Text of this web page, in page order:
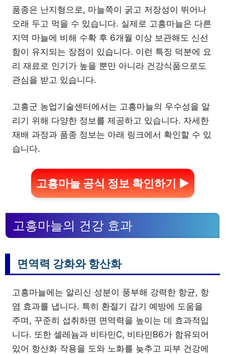
품종은 난지형으로, 마늘쪽이 굵고 저장성이 뛰어나
오래 두고 먹을 수 있습니다. 실제로 고흥마늘은 다른
지역 마늘에 비해 수확 후 6개월 이상 보관해도 신선
함이 유지되는 장점이 있습니다. 이런 특징 덕분에 요
리 재료로 인기가 높을 뿐만 아니라 건강식품으로도
관심을 받고 있습니다.
고흥군 농업기술센터에서는 고흥마늘의 우수성을 알
리기 위해 다양한 정보를 제공하고 있습니다. 자세한
재배 과정과 품종 정보는 아래 링크에서 확인할 수 있
습니다.
고흥마늘 공식 정보 확인하기 ▶
고흥마늘의 건강 효과
면역력 강화와 항산화
고흥마늘에는 알리신 성분이 풍부해 강력한 항균, 항
염 효과를 냅니다. 특히 환절기 감기 예방에 도움을
주며, 꾸준히 섭취하면 면역력을 높이는 데 효과적입
니다. 또한 셀레늄과 비타민C, 비타민B6가 함유되어
있어 항산화 작용을 도와 노화를 늦추고 피부 건강에